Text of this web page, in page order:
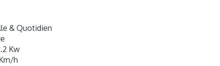
& Quotidien
Kw
h